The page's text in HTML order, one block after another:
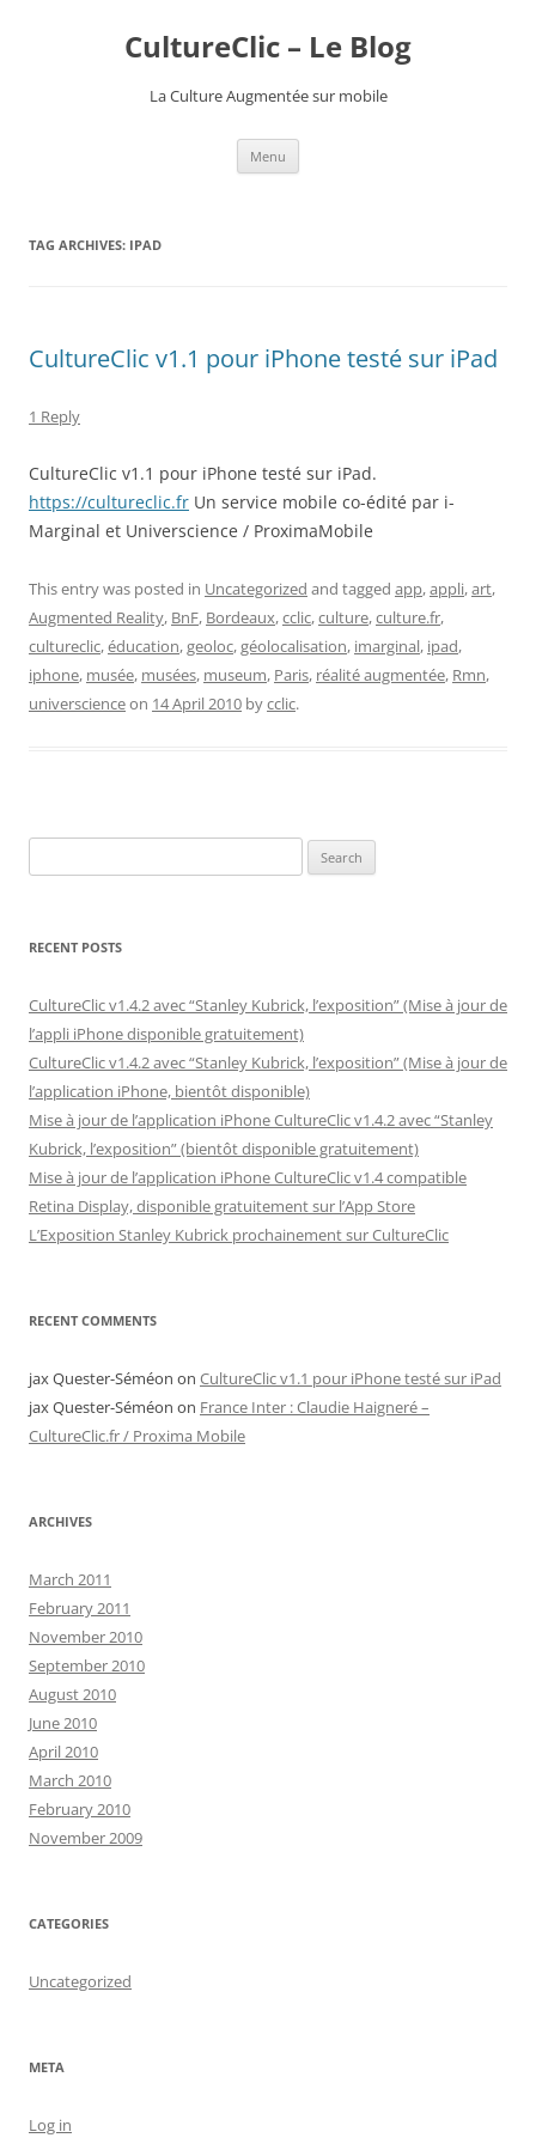
CultureClic – Le Blog
La Culture Augmentée sur mobile
Menu
TAG ARCHIVES: IPAD
CultureClic v1.1 pour iPhone testé sur iPad
1 Reply
CultureClic v1.1 pour iPhone testé sur iPad.
https://cultureclic.fr Un service mobile co-édité par i-
Marginal et Universcience / ProximaMobile
This entry was posted in Uncategorized and tagged app,appli,art,
Augmented Reality, BnF, Bordeaux,cclic,culture,culture.fr,
cultureclic,éducation,geoloc,géolocalisation, imarginal, ipad,
iphone, musée, musées, museum, Paris, réalité augmentée, Rmn,
universcienceon 14 April 2010 bycclic.
for:
RECENT POSTS
CultureClic v1.4.2 avec “Stanley Kubrick, l’exposition” (Mise à jour de
l’appli iPhone disponible gratuitement)
CultureClic v1.4.2 avec “Stanley Kubrick, l’exposition” (Mise à jour de
l’application iPhone, bientôt disponible)
Mise à jour de l’application iPhone CultureClic v1.4.2 avec “Stanley
Kubrick, l’exposition” (bientôt disponible gratuitement)
Mise à jour de l’application iPhone CultureClic v1.4 compatible
Retina Display, disponible gratuitement sur l’App Store
L’Exposition Stanley Kubrick prochainement sur CultureClic
RECENT COMMENTS
jax Quester-Séméon on CultureClic v1.1 pour iPhone testé sur iPad
jax Quester-Séméon on France Inter : Claudie Haigneré –
CultureClic.fr / Proxima Mobile
ARCHIVES
March 2011
February 2011
November 2010
September 2010
August 2010
June 2010
April 2010
March 2010
February 2010
November 2009
CATEGORIES
Uncategorized
META
Log in